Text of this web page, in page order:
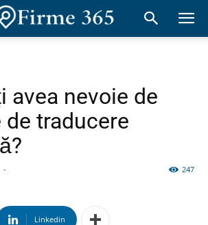
avea nevoie de
traducere
- 247
Linkedin